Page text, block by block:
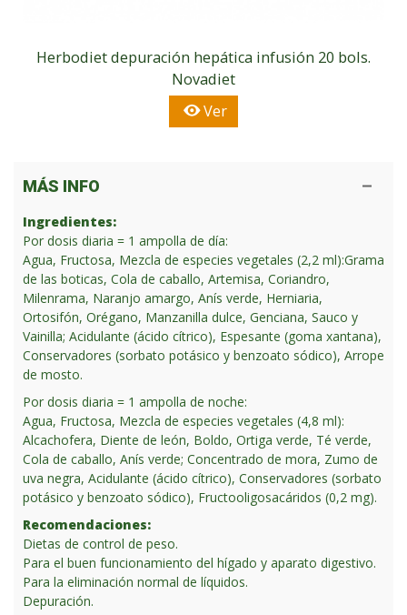
Herbodiet depuración hepática infusión 20 bols.
Novadiet
Ver
MÁS INFO
Ingredientes:
Por dosis diaria = 1 ampolla de día:
Agua, Fructosa, Mezcla de especies vegetales (2,2 ml):Grama
de las boticas, Cola de caballo, Artemisa, Coriandro,
Milenrama, Naranjo amargo, Anís verde, Herniaria,
Ortosifón, Orégano, Manzanilla dulce, Genciana, Sauco y
Vainilla; Acidulante (ácido cítrico), Espesante (goma xantana),
Conservadores (sorbato potásico y benzoato sódico), Arrope
de mosto.
Por dosis diaria = 1 ampolla de noche:
Agua, Fructosa, Mezcla de especies vegetales (4,8 ml):
Alcachofera, Diente de león, Boldo, Ortiga verde, Té verde,
Cola de caballo, Anís verde; Concentrado de mora, Zumo de
uva negra, Acidulante (ácido cítrico), Conservadores (sorbato
potásico y benzoato sódico), Fructooligosacáridos (0,2 mg).
Recomendaciones:
Dietas de control de peso.
Para el buen funcionamiento del hígado y aparato digestivo.
Para la eliminación normal de líquidos.
Depuración.